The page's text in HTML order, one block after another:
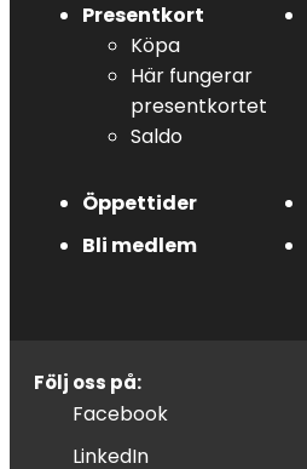
Presentkort
Köpa
Här fungerar
presentkortet
Saldo
Öppettider
Bli medlem
Följ oss på:
Facebook
LinkedIn